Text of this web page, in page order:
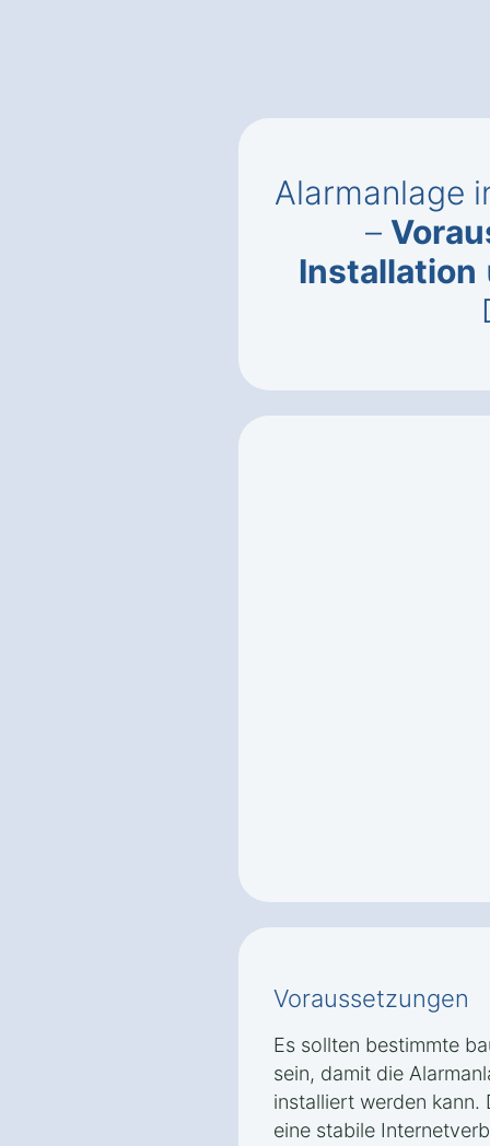
Alarmanlage
–
Installation
Voraussetzungen
Es sollten bestimmte
sein, damit die
installiert werden
eine stabile